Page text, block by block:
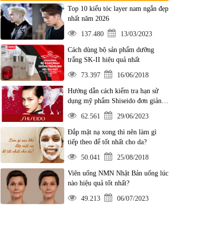
Top 10 kiểu tóc layer nam ngắn đẹp
nhất năm 2026
137.480 13/03/2023
Cách dùng bộ sản phẩm dưỡng
trắng SK-II hiệu quả nhất
73.397 16/06/2018
Hướng dẫn cách kiểm tra hạn sử
dụng mỹ phẩm Shiseido đơn giản
nhất
62.561 29/06/2023
Đắp mặt nạ xong thì nên làm gì
tiếp theo để tốt nhất cho da?
50.041 25/08/2018
Viên uống NMN Nhật Bản uống lúc
nào hiệu quả tốt nhất?
49.213 06/07/2023